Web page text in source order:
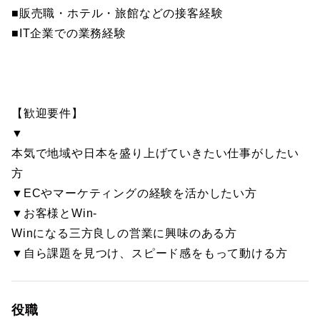
■販売職・ホテル・旅館などの接客経験
■IT企業での業務経験
【歓迎要件】
▼
本気で地域や日本を盛り上げていきたい仕事がしたい
方
▼ECやマーケティングの経験を活かしたい方
▼お客様とWin-
Winになる三方良しの営業に興味のある方
▼自ら課題を見つけ、スピード感をもって動ける方
役職